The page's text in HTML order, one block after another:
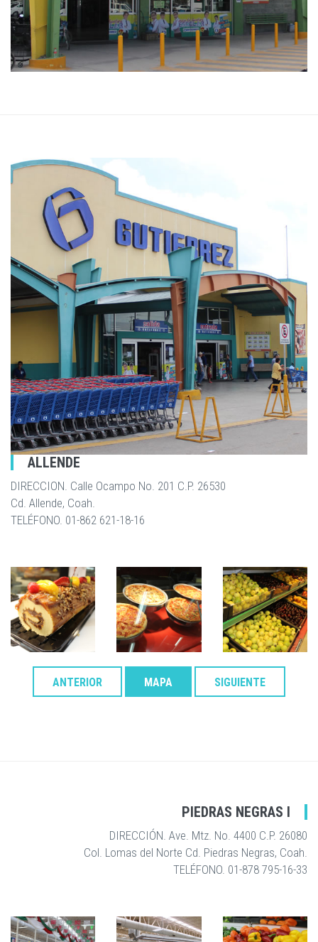
ALLENDE
DIRECCION. Calle Ocampo No. 201 C.P. 26530
Cd. Allende, Coah.
TELÉFONO. 01-862 621-18-16
ANTERIOR MAPA SIGUIENTE
PIEDRAS NEGRAS I
DIRECCIÓN. Ave. Mtz. No. 4400 C.P. 26080
Col. Lomas del Norte Cd. Piedras Negras, Coah.
TELÉFONO. 01-878 795-16-33